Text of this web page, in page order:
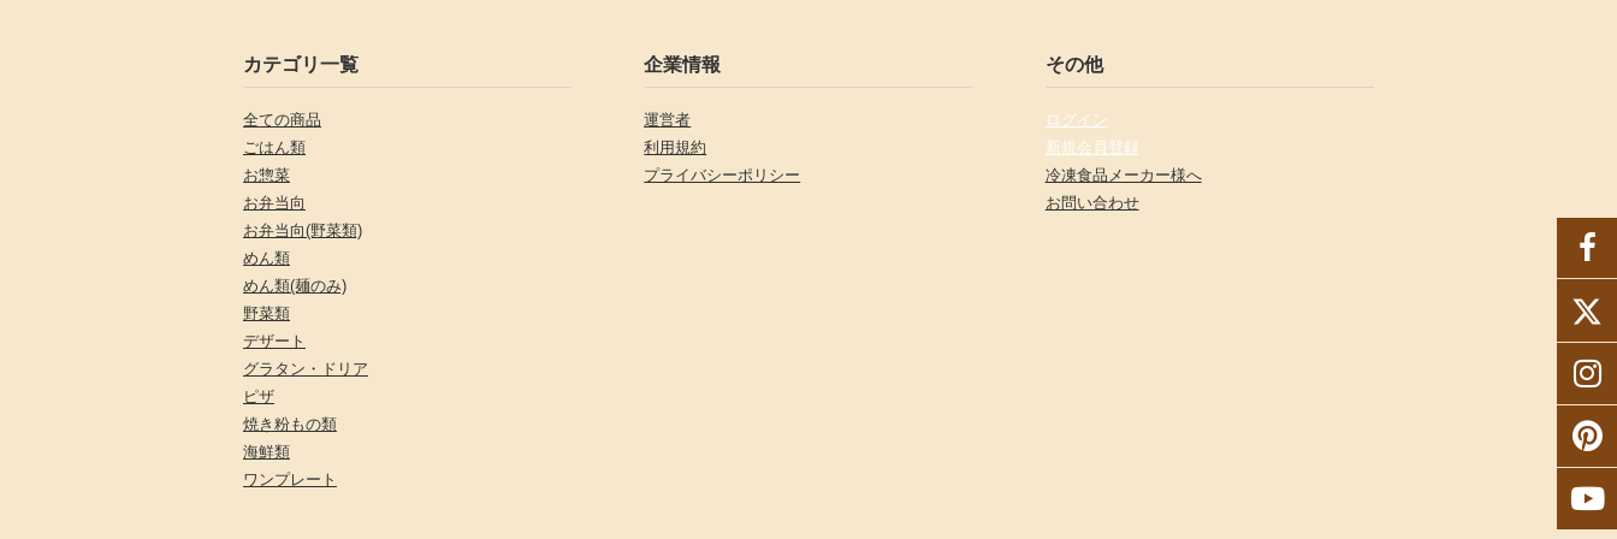
カテゴリ一覧
全ての商品
ごはん類
お惣菜
お弁当向
お弁当向(野菜類)
めん類
めん類(麺のみ)
野菜類
デザート
グラタン・ドリア
ピザ
焼き粉もの類
海鮮類
ワンプレート
企業情報
運営者
利用規約
プライバシーポリシー
その他
ログイン
新規会員登録
冷凍食品メーカー様へ
お問い合わせ